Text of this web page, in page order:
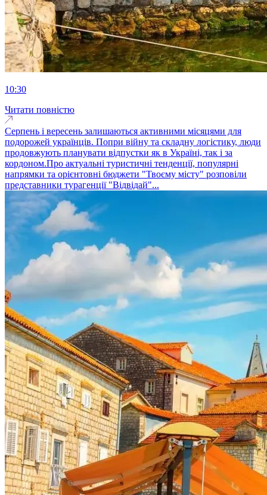
10:30
Читати повністю
Серпень і вересень залишаються активними місяцями для
подорожей українців. Попри війну та складну логістику, люди
продовжують планувати відпустки як в Україні, так і за
кордоном.Про актуальні туристичні тенденції, популярні
напрямки та орієнтовні бюджети "Твоєму місту" розповіли
представники турагенції "Відвідай"...